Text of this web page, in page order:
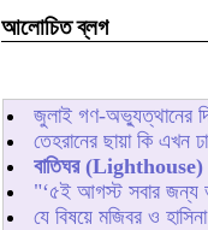
আলোচিত ব্লগ
জুলাই গণ-অভ্যুত্থানের
তেহরানের ছায়া কি এখন
বাতিঘর (Lighthouse)
"‘৫ই আগস্ট সবার জন্য
যে বিষয়ে মজিবর ও